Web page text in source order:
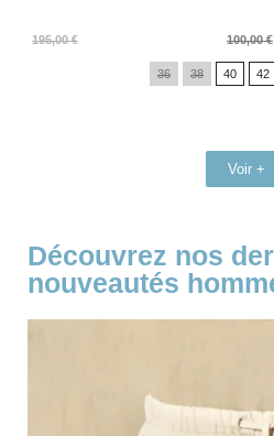
195,00 €
Prix
100,00 €
Prix
36 38 40 42
Voir +
Découvrez nos
nouveautés